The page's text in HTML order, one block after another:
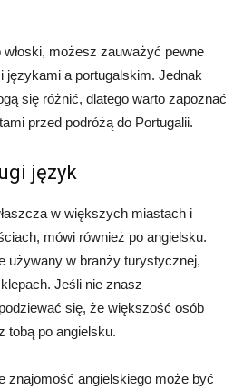
możesz zauważyć pewne
językami a portugalskim. Jednak
się różnić, dlatego warto zapoznać
przed podróżą do Portugalii.
język
w większych miastach i
mówi również po angielsku.
używany w branży turystycznej,
Jeśli nie znasz
się, że większość osób
tobą po angielsku.
znajomość angielskiego może być